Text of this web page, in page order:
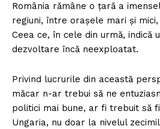
România rămâne o țară a
regiuni, între orașele mari și
Ceea ce, în cele din urmă, indică
dezvoltare încă neexploatat.
Privind lucrurile din această
măcar n-ar trebui să ne
politici mai bune, ar fi trebuit să
Ungaria, nu doar la nivelul